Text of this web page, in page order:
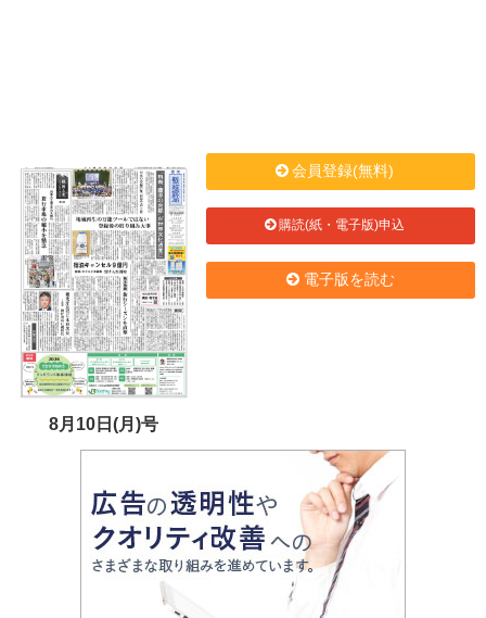
8月10日(月)号
会員登録(無料)
購読(紙・電子版)申込
電子版を読む